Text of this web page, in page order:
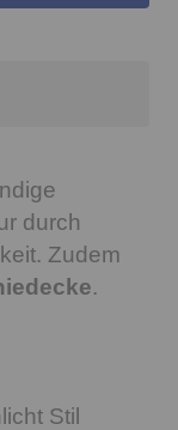
durch
Zudem
.
Stil